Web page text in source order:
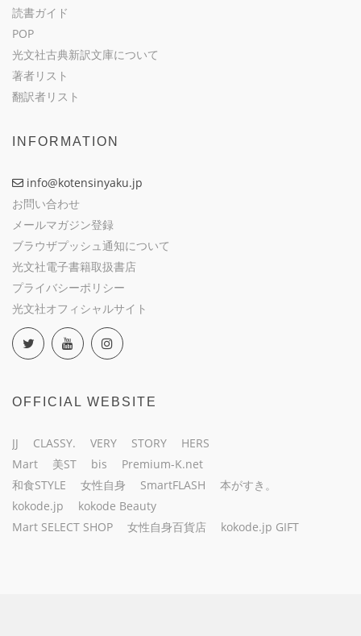
読書ガイド
POP
光文社古典新訳文庫について
著者リスト
翻訳者リスト
INFORMATION
info@kotensinyaku.jp
お問い合わせ
メールマガジン登録
ブラウザプッシュ通知について
光文社電子書籍取扱書店
プライバシーポリシー
光文社オフィシャルサイト
OFFICIAL WEBSITE
JJ CLASSY. VERY STORY
HERS
Mart
美ST bis
Premium-K.net
和食STYLE
女性自身 SmartFLASH
本がすき。
kokode.jp
kokode Beauty
Mart SELECT SHOP
女性自身百貨店 kokode.jp GIFT